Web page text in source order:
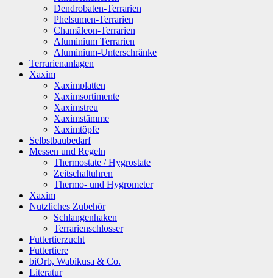
Dendrobaten-Terrarien
Phelsumen-Terrarien
Chamäleon-Terrarien
Aluminium Terrarien
Aluminium-Unterschränke
Terrarienanlagen
Xaxim
Xaximplatten
Xaximsortimente
Xaximstreu
Xaximstämme
Xaximtöpfe
Selbstbaubedarf
Messen und Regeln
Thermostate / Hygrostate
Zeitschaltuhren
Thermo- und Hygrometer
Xaxim
Nutzliches Zubehör
Schlangenhaken
Terrarienschlosser
Futtertierzucht
Futtertiere
biOrb, Wabikusa & Co.
Literatur